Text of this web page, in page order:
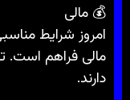
💰 مالی
امروز شرایط
مالی فراهم است.
دارند.